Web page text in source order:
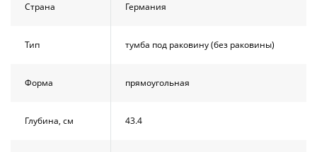
Страна Германия
Тип тумба под раковину (без раковины)
Форма прямоугольная
Глубина, см 43.4